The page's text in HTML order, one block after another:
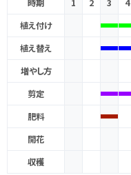
時期 1 2 3 4
植え付け
植え替え
増やし方
剪定
肥料
開花
収穫